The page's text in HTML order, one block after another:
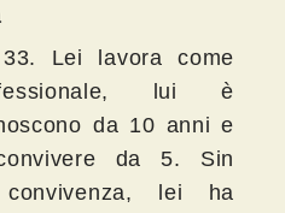
Lei lavora come
lui è
da 10 anni e
da 5. Sin
lei ha